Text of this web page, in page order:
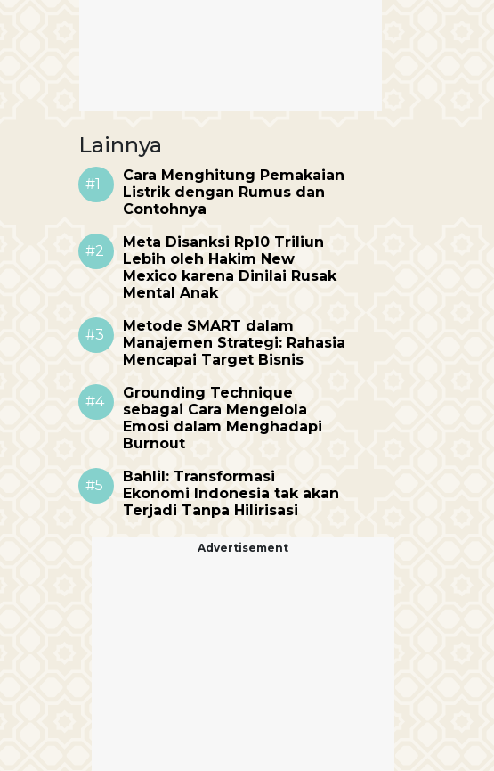
Lainnya
#1
Cara Menghitung Pemakaian
Listrik dengan Rumus dan
Contohnya
#2
Meta Disanksi Rp10 Triliun
Lebih oleh Hakim New
Mexico karena Dinilai Rusak
Mental Anak
#3
Metode SMART dalam
Manajemen Strategi: Rahasia
Mencapai Target Bisnis
#4
Grounding Technique
sebagai Cara Mengelola
Emosi dalam Menghadapi
Burnout
#5
Bahlil: Transformasi
Ekonomi Indonesia tak akan
Terjadi Tanpa Hilirisasi
Advertisement